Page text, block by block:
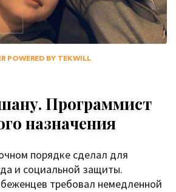
POWERED BY TEKWILL
Программист
назначения
порядке сделал для
и социальной защиты.
требовал немедленной